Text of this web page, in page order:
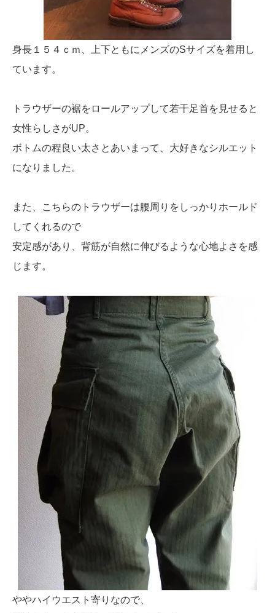
身長１５４ｃｍ、上下ともにメンズのSサイズを着用し
ています。
トラウザーの裾をロールアップして若干足首を見せると
女性らしさがUP。
ボトムの程良い太さとあいまって、大好きなシルエット
になりました。
また、こちらのトラウザーは腰周りをしっかりホールド
してくれるので
安定感があり、背筋が自然に伸びるような心地よさを感
じます。
ややハイウエスト寄りなので、